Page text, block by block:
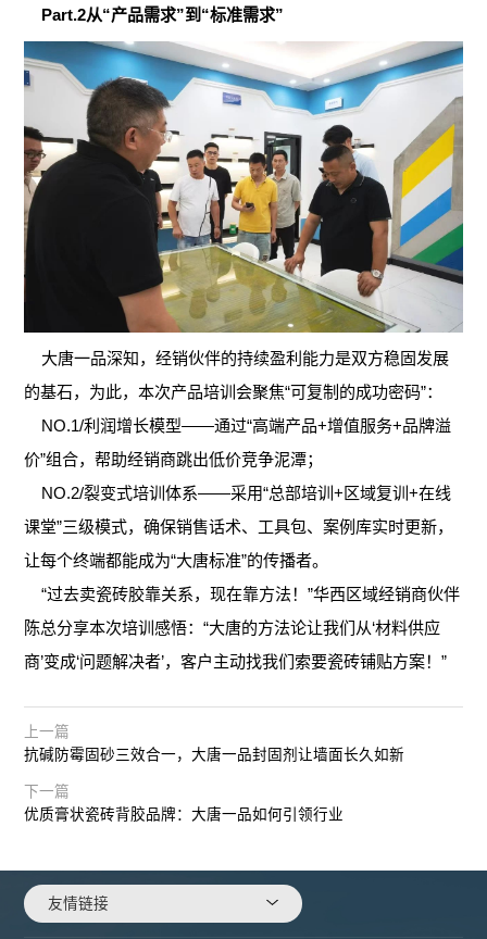
Part.2从“产品需求”到“标准需求”
大唐一品深知，经销伙伴的持续盈利能力是双方稳固发展
的基石，为此，本次产品培训会聚焦“可复制的成功密码”：
NO.1/利润增长模型——通过“高端产品+增值服务+品牌溢
价”组合，帮助经销商跳出低价竞争泥潭；
NO.2/裂变式培训体系——采用“总部培训+区域复训+在线
课堂”三级模式，确保销售话术、工具包、案例库实时更新，
让每个终端都能成为“大唐标准”的传播者。
“过去卖瓷砖胶靠关系，现在靠方法！”华西区域经销商伙伴
陈总分享本次培训感悟：“大唐的方法论让我们从‘材料供应
商’变成‘问题解决者’，客户主动找我们索要瓷砖铺贴方案！”
上一篇
抗碱防霉固砂三效合一，大唐一品封固剂让墙面长久如新
下一篇
优质膏状瓷砖背胶品牌：大唐一品如何引领行业
友情链接